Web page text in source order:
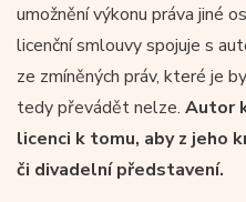
umožnění výkonu práva jiné
licenční smlouvy spojuje s
ze zmíněných práv, které je
tedy převádět nelze. Autor
licenci k tomu, aby z jeho
či divadelní představení.